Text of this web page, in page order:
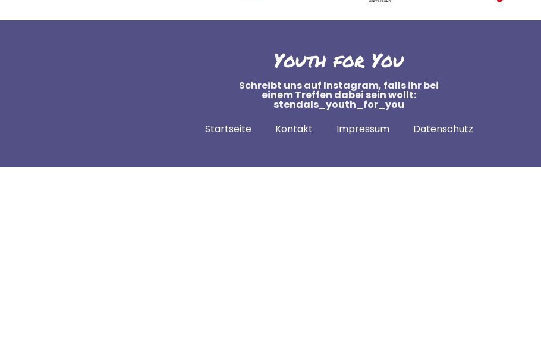
Youth for You
Schreibt uns auf Instagram, falls ihr bei
einem Treffen dabei sein wollt:
stendals_youth_for_you
Startseite
Kontakt Impressum Datenschutz